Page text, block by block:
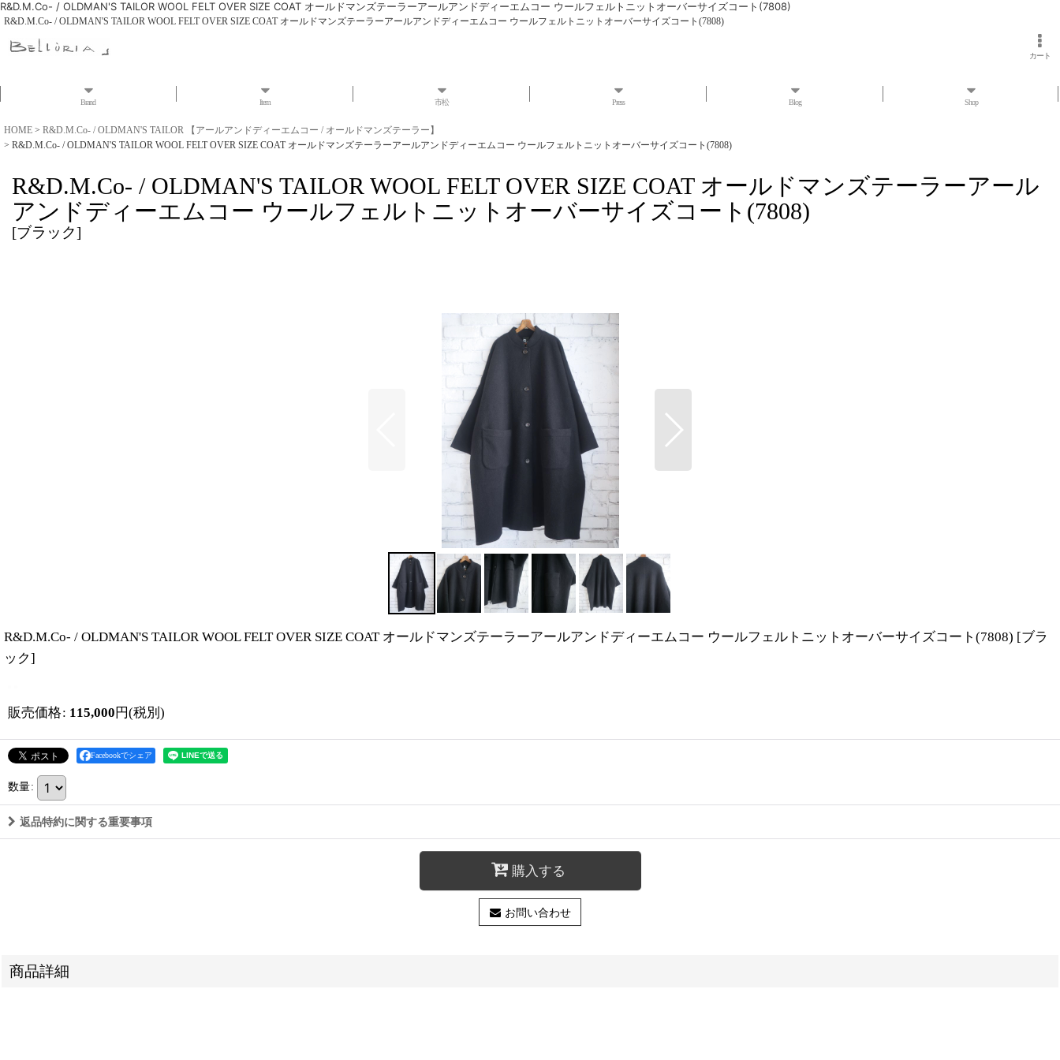
R&D.M.Co- / OLDMAN'S TAILOR WOOL FELT OVER SIZE COAT オールドマンズテーラーアールアンドディーエムコー ウールフェルトニットオーバーサイズコート(7808)
R&D.M.Co- / OLDMAN'S TAILOR WOOL FELT OVER SIZE COAT オールドマンズテーラーアールアンドディーエムコー ウールフェルトニットオーバーサイズコート(7808)
カート
Brand Item 市松 Press Blog Shop
HOME > R&D.M.Co- / OLDMAN'S TAILOR 【アールアンドディーエムコー / オールドマンズテーラー】
> R&D.M.Co- / OLDMAN'S TAILOR WOOL FELT OVER SIZE COAT オールドマンズテーラーアールアンドディーエムコー ウールフェルトニットオーバーサイズコート(7808)
R&D.M.Co- / OLDMAN'S TAILOR WOOL FELT OVER SIZE COAT オールドマンズテーラーアール
アンドディーエムコー ウールフェルトニットオーバーサイズコート(7808)
[ブラック]
R&D.M.Co- / OLDMAN'S TAILOR WOOL FELT OVER SIZE COAT オールドマンズテーラーアールアンドディーエムコー ウールフェルトニットオーバーサイズコート(7808) [ブラ
ック]
販売価格: 115,000 円(税別)
Facebookでシェア
数量:
返品特約に関する重要事項
購入する
お問い合わせ
商品詳細